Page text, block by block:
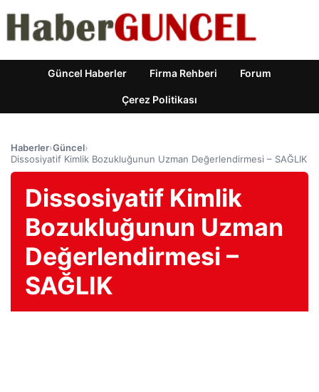
Güncel Haberler Firma Rehberi Forum
Çerez Politikası
Haberler›Güncel›
Dissosiyatif Kimlik Bozukluğunun Uzman Değerlendirmesi – SAĞLIK
Dissosiyatif Kimlik
Bozukluğunun Uzman
Değerlendirmesi –
SAĞLIK